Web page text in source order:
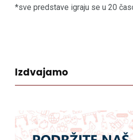
*sve predstave igraju se u 20
Izdvajamo